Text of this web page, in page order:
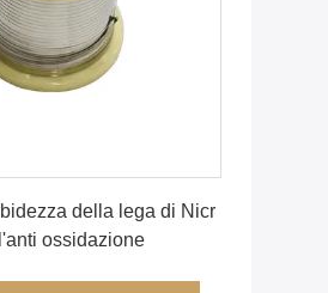
della lega di Nicr
ossidazione